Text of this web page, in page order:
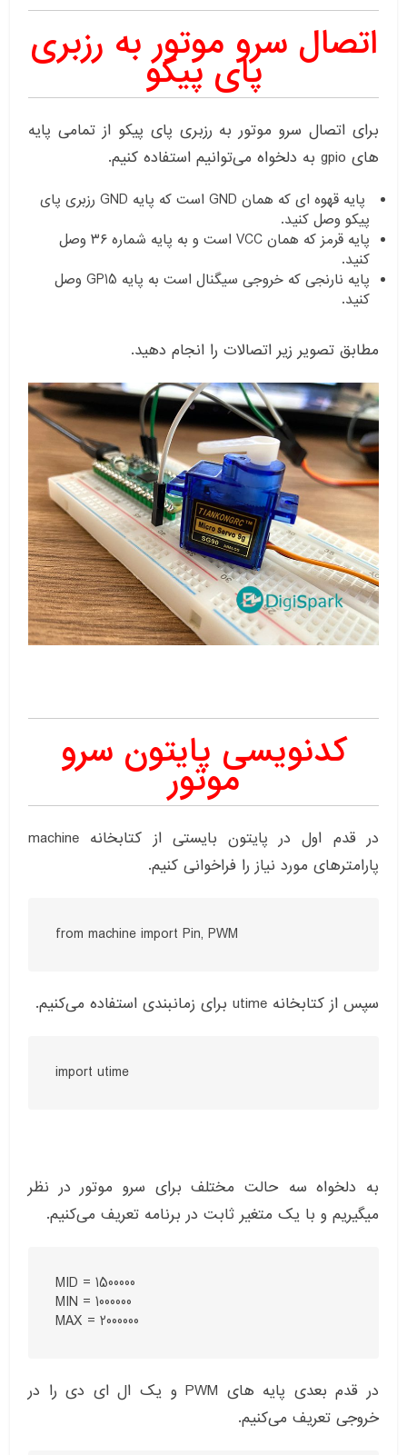
اتصال سرو موتور به رزبری
پای پیکو
برای اتصال سرو موتور به رزبری پای پیکو از تمامی پایه
های gpio به دلخواه می‌توانیم استفاده کنیم.
پایه قهوه ای که همان GND است که پایه GND رزبری پای
پیکو وصل کنید.
پایه قرمز که همان VCC است و به پایه شماره ۳۶ وصل
کنید.
پایه نارنجی که خروجی سیگنال است به پایه GP15 وصل
کنید.
مطابق تصویر زیر اتصالات را انجام دهید.
کدنویسی پایتون سرو
موتور
در قدم اول در پایتون بایستی از کتابخانه machine
پارامترهای مورد نیاز را فراخوانی کنیم.
from machine import Pin, PWM
سپس از کتابخانه utime برای زمانبندی استفاده می‌کنیم.
import utime
به دلخواه سه حالت مختلف برای سرو موتور در نظر
میگیریم و با یک متغیر ثابت در برنامه تعریف می‌کنیم.
MID = 1500000
MIN = 1000000
MAX = 2000000
در قدم بعدی پایه های PWM و یک ال ای دی را در
خروجی تعریف می‌کنیم.